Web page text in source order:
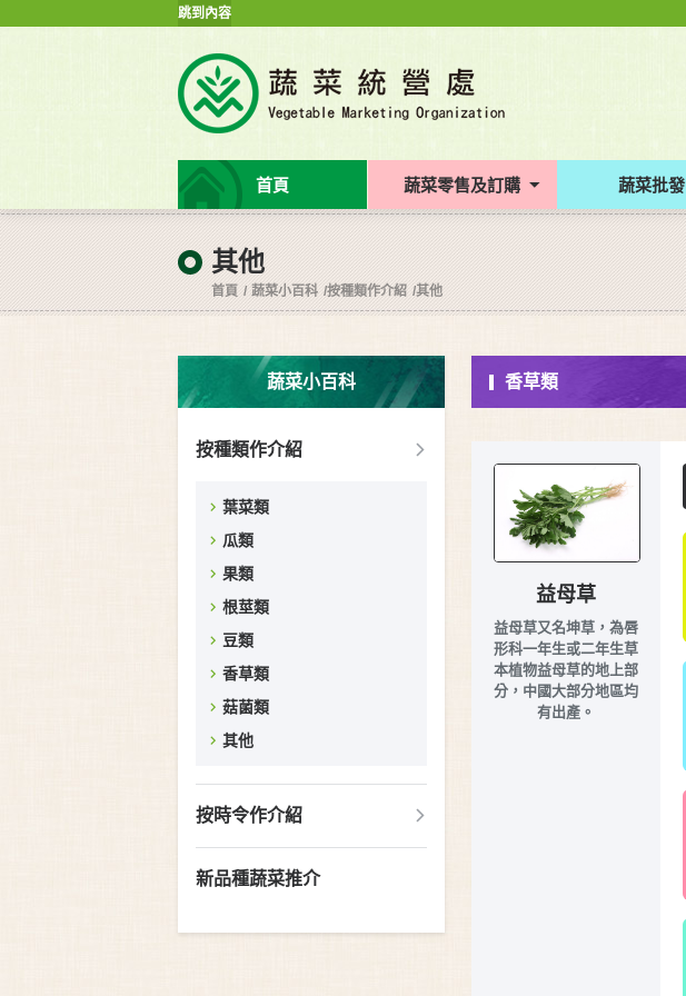
跳到內容
首頁 蔬菜零售及訂購 蔬菜批發
其他
首頁 蔬菜小百科 按種類作介紹 其他
蔬菜小百科
按種類作介紹
葉菜類
瓜類
果類
根莖類
豆類
香草類
菇菌類
其他
按時令作介紹
新品種蔬菜推介
香草類
益母草
益母草又名坤草，為唇
形科一年生或二年生草
本植物益母草的地上部
分，中國大部分地區均
有出產。